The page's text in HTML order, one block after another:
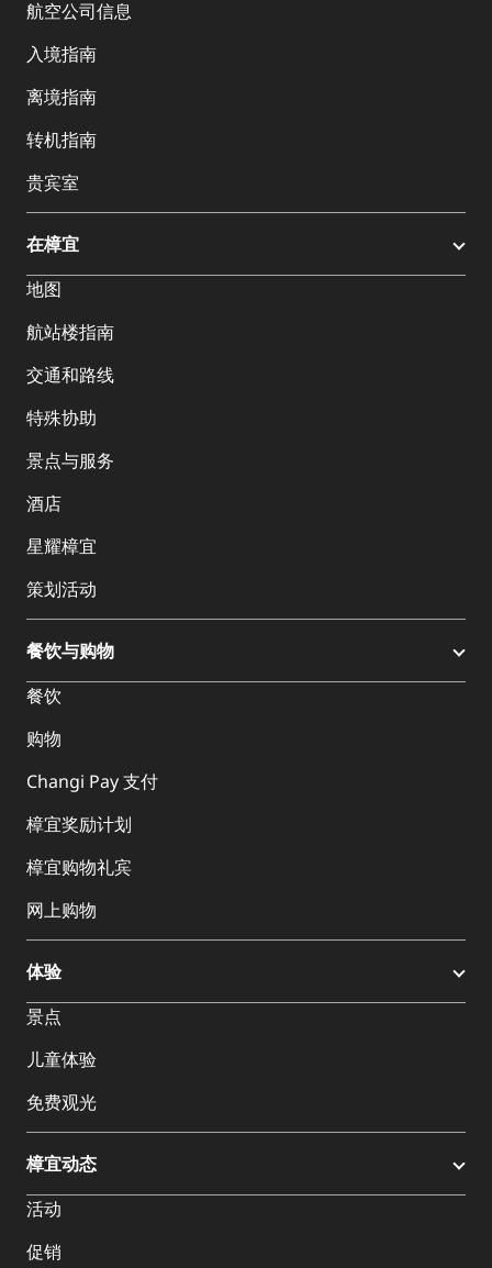
航空公司信息
入境指南
离境指南
转机指南
贵宾室
在樟宜
地图
航站楼指南
交通和路线
特殊协助
景点与服务
酒店
星耀樟宜
策划活动
餐饮与购物
餐饮
购物
Changi Pay 支付
樟宜奖励计划
樟宜购物礼宾
网上购物
体验
景点
儿童体验
免费观光
樟宜动态
活动
促销